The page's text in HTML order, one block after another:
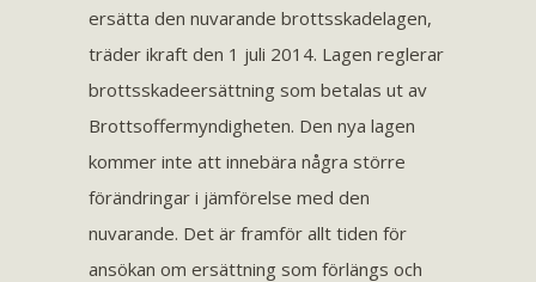
ersätta den nuvarande brottsskadelagen,
träder ikraft den 1 juli 2014. Lagen reglerar
brottsskadeersättning som betalas ut av
Brottsoffermyndigheten. Den nya lagen
kommer inte att innebära några större
förändringar i jämförelse med den
nuvarande. Det är framför allt tiden för
ansökan om ersättning som förlängs och